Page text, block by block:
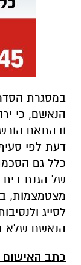
במסגרת
הנאשם, כי
ובהתאם
כלל גם
של הגנת בית
מצטמצמות,
לסייג
הנאשם שלא
כתב האישום